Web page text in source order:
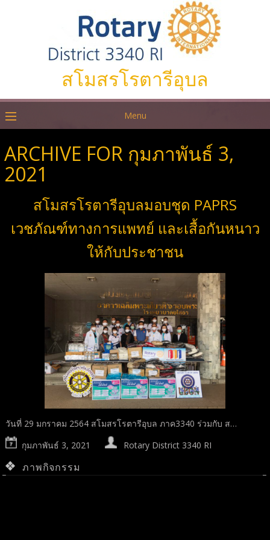
สโมสรโรตารีอุบล
Menu
ARCHIVE FOR กุมภาพันธ์ 3,
2021
สโมสรโรตารีอุบลมอบชุด PAPRS
เวชภัณฑ์ทางการแพทย์ และเสื้อกันหนาว
ให้กับประชาชน
วันที่ 29 มกราคม 2564 สโมสรโรตารีอุบล ภาค3340 ร่วมกับ ส…
กุมภาพันธ์ 3, 2021
Rotary District 3340 RI
ภาพกิจกรรม